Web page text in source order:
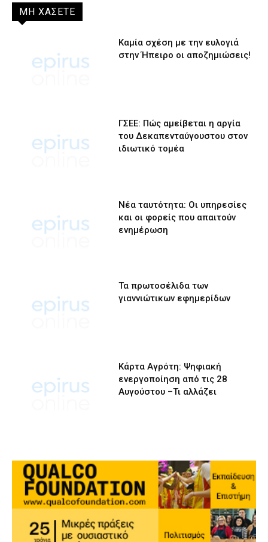
ΜΗ ΧΑΣΕΤΕ
Καμία σχέση με την ευλογιά
στην Ήπειρο οι αποζημιώσεις!
ΓΣΕΕ: Πώς αμείβεται η αργία
του Δεκαπενταύγουστου στον
ιδιωτικό τομέα
Νέα ταυτότητα: Οι υπηρεσίες
και οι φορείς που απαιτούν
ενημέρωση
Τα πρωτοσέλιδα των
γιαννιώτικων εφημερίδων
Κάρτα Αγρότη: Ψηφιακή
ενεργοποίηση από τις 28
Αυγούστου –Τι αλλάζει